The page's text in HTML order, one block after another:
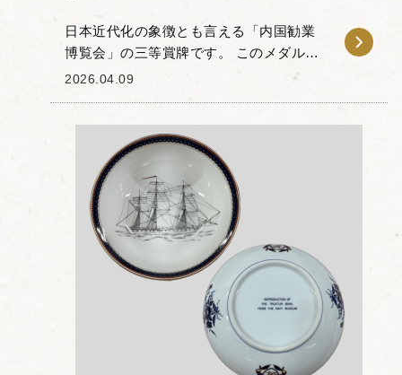
日本近代化の象徴とも言える「内国勧業
博覧会」の三等賞牌です。 このメダル
は、博覧会において、優れた技術や製品
に、当時の主要産...
2026.04.09